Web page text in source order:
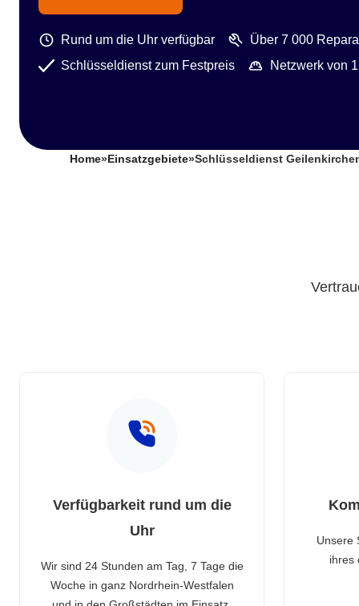
Rund um die Uhr verfügbar
Über 7 000
Schlüsseldienst zum Festpreis
Netzwerk von
Home» Einsatzgebiete»Schlüsseldienst
Verfügbarkeit rund um die
Uhr
Wir sind 24 Stunden am Tag, 7 Tage die
Woche in ganz Nordrhein-Westfalen
Unsere
ihres